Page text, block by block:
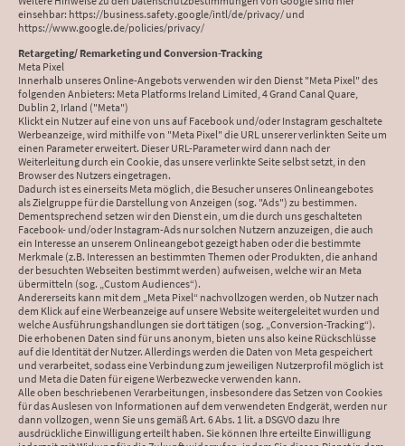
einsehbar: https://business.safety.google/intl/de/privacy/ und
https://www.google.de/policies/privacy/
Retargeting/ Remarketing und Conversion-Tracking
Meta Pixel
Innerhalb unseres Online-Angebots verwenden wir den Dienst "Meta Pixel" des
folgenden Anbieters: Meta Platforms Ireland Limited, 4 Grand Canal Quare,
Dublin 2, Irland ("Meta")
Klickt ein Nutzer auf eine von uns auf Facebook und/oder Instagram geschaltete
Werbeanzeige, wird mithilfe von "Meta Pixel" die URL unserer verlinkten Seite um
einen Parameter erweitert. Dieser URL-Parameter wird dann nach der
Weiterleitung durch ein Cookie, das unsere verlinkte Seite selbst setzt, in den
Browser des Nutzers eingetragen.
Dadurch ist es einerseits Meta möglich, die Besucher unseres Onlineangebotes
als Zielgruppe für die Darstellung von Anzeigen (sog. "Ads") zu bestimmen.
Dementsprechend setzen wir den Dienst ein, um die durch uns geschalteten
Facebook- und/oder Instagram-Ads nur solchen Nutzern anzuzeigen, die auch
ein Interesse an unserem Onlineangebot gezeigt haben oder die bestimmte
Merkmale (z.B. Interessen an bestimmten Themen oder Produkten, die anhand
der besuchten Webseiten bestimmt werden) aufweisen, welche wir an Meta
übermitteln (sog. „Custom Audiences“).
Andererseits kann mit dem „Meta Pixel“ nachvollzogen werden, ob Nutzer nach
dem Klick auf eine Werbeanzeige auf unsere Website weitergeleitet wurden und
welche Ausführungshandlungen sie dort tätigen (sog. „Conversion-Tracking“).
Die erhobenen Daten sind für uns anonym, bieten uns also keine Rückschlüsse
auf die Identität der Nutzer. Allerdings werden die Daten von Meta gespeichert
und verarbeitet, sodass eine Verbindung zum jeweiligen Nutzerprofil möglich ist
und Meta die Daten für eigene Werbezwecke verwenden kann.
Alle oben beschriebenen Verarbeitungen, insbesondere das Setzen von Cookies
für das Auslesen von Informationen auf dem verwendeten Endgerät, werden nur
dann vollzogen, wenn Sie uns gemäß Art. 6 Abs. 1 lit. a DSGVO dazu Ihre
ausdrückliche Einwilligung erteilt haben. Sie können Ihre erteilte Einwilligung